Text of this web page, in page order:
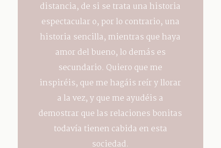
distancia, de si se trata una historia
espectacular o, por lo contrario, una
historia sencilla, mientras que haya
amor del bueno, lo demás es
secundario. Quiero que me
inspiréis, que me hagáis reír y llorar
a la vez, y que me ayudéis a
demostrar que las relaciones bonitas
todavía tienen cabida en esta
sociedad.